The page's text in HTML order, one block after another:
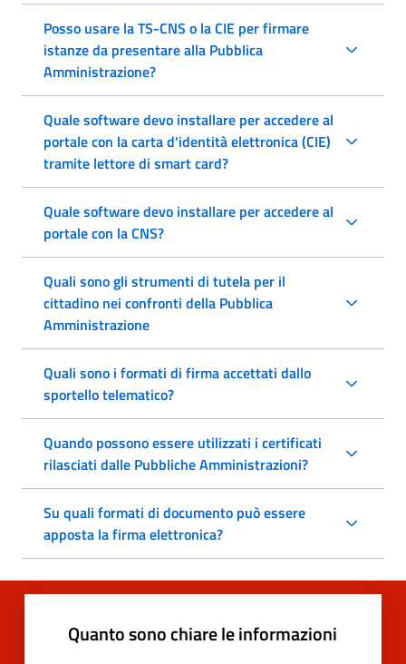
Posso usare la TS-CNS o la CIE per firmare
istanze da presentare alla Pubblica
Amministrazione?
Quale software devo installare per accedere al
portale con la carta d'identità elettronica (CIE)
tramite lettore di smart card?
Quale software devo installare per accedere al
portale con la CNS?
Quali sono gli strumenti di tutela per il
cittadino nei confronti della Pubblica
Amministrazione
Quali sono i formati di firma accettati dallo
sportello telematico?
Quando possono essere utilizzati i certificati
rilasciati dalle Pubbliche Amministrazioni?
Su quali formati di documento può essere
apposta la firma elettronica?
Quanto sono chiare le informazioni